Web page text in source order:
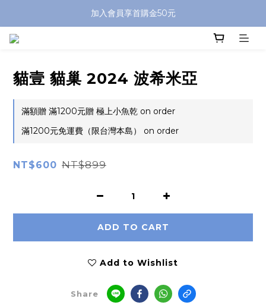
加入會員享首購金50元
貓壹 貓巢 2024 波希米亞
滿額贈 滿1200元贈 極上小魚乾 on order
滿1200元免運費（限台灣本島） on order
NT$600 NT$899
ADD TO CART
Add to Wishlist
Share